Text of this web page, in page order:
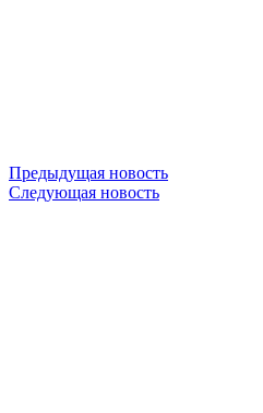
Предыдущая новость
Следующая новость